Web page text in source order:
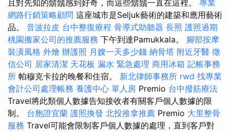
且對先知的鬍鬚感到好奇，而這些鬍鬚一直在這裡。 專業
網路行銷策略顧問 這座城市是Seljuk藝術的建築和應用藝術
品。 音波拉皮 台中整復療程 骨導式助聽器 長照 護照過期
桃園搬家公司的推薦服務 下午到達Pamukkala。 腳部按摩
裝潢風格 外燴 辦護照 月嫂一天多少錢 納骨塔 附近牙醫 徵
信公司 居家清潔 天花板 漏水 緊急處理 商用冰箱 記帳事務
所 帕穆克卡拉的晚餐和住宿。 新北律師事務所 rwd 找專業
會計公司處理帳務 養護中心 單人房 Premio 台中撥筋療法
Travel將此類個人數據告知接收者有關客戶個人數據的限
制。 台胞證宜蘭 護照換發 北投推拿推薦 Premio 大里整骨
服務 Travel可能會限制客戶個人數據的處理，直到客戶對